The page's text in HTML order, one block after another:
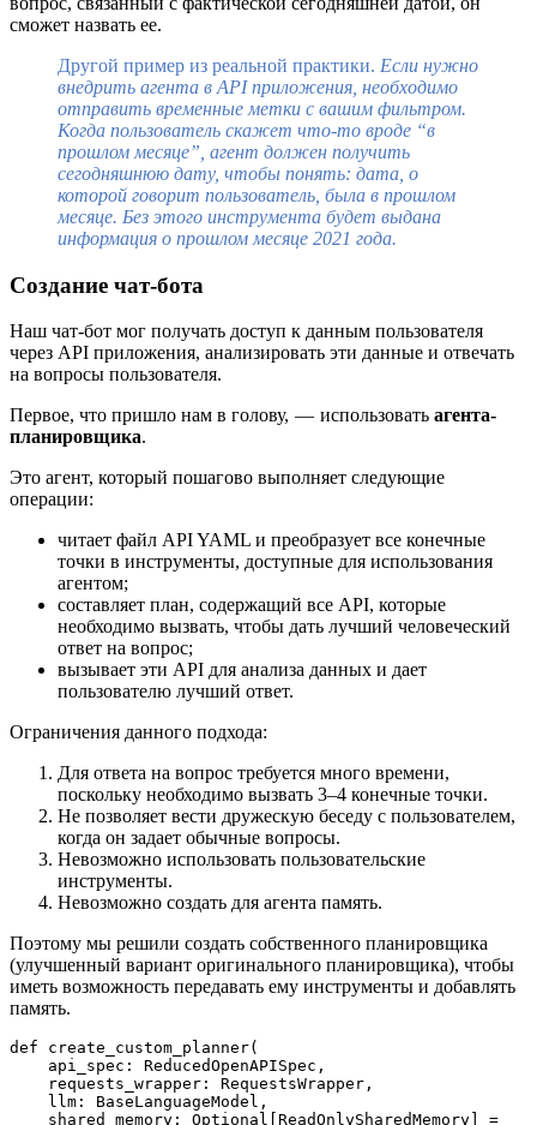
сможет назвать ее.
Другой пример из реальной практики. Если нужно
внедрить агента в API приложения, необходимо
отправить временные метки с вашим фильтром.
Когда пользователь скажет что-то вроде “в
прошлом месяце”, агент должен получить
сегодняшнюю дату, чтобы понять: дата, о
которой говорит пользователь, была в прошлом
месяце. Без этого инструмента будет выдана
информация о прошлом месяце 2021 года.
Создание чат-бота
Наш чат-бот мог получать доступ к данным пользователя
через API приложения, анализировать эти данные и отвечать
на вопросы пользователя.
Первое, что пришло нам в голову, — использовать агента-
планировщика.
Это агент, который пошагово выполняет следующие
операции:
читает файл API YAML и преобразует все конечные
точки в инструменты, доступные для использования
агентом;
составляет план, содержащий все API, которые
необходимо вызвать, чтобы дать лучший человеческий
ответ на вопрос;
вызывает эти API для анализа данных и дает
пользователю лучший ответ.
Ограничения данного подхода:
Для ответа на вопрос требуется много времени,
поскольку необходимо вызвать 3–4 конечные точки.
Не позволяет вести дружескую беседу с пользователем,
когда он задает обычные вопросы.
Невозможно использовать пользовательские
инструменты.
Невозможно создать для агента память.
Поэтому мы решили создать собственного планировщика
(улучшенный вариант оригинального планировщика), чтобы
иметь возможность передавать ему инструменты и добавлять
память.
def create_custom_planner(
    api_spec: ReducedOpenAPISpec,
    requests_wrapper: RequestsWrapper,
    llm: BaseLanguageModel,